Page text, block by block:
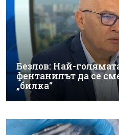
Безлов: Най-
фентанилът да се
„билка“